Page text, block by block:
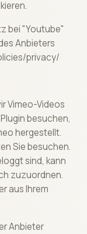
bei "Youtube"
Anbieters
privacy/
Vimeo-Videos
besuchen,
hergestellt.
Sie besuchen.
sind, kann
zuzuordnen.
aus Ihrem
Anbieter